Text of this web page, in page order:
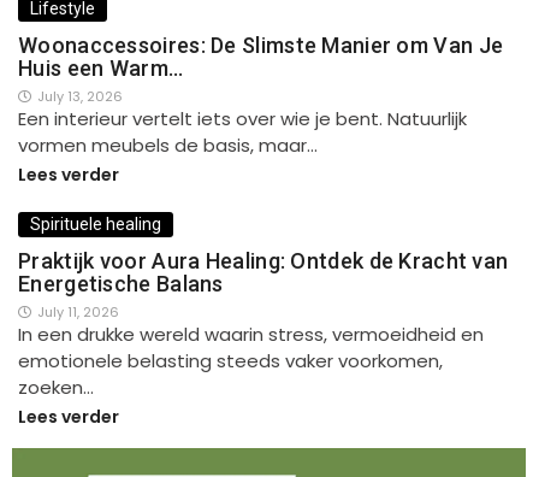
Lifestyle
Woonaccessoires: De Slimste Manier om Van Je
Huis een Warm…
July 13, 2026
Een interieur vertelt iets over wie je bent. Natuurlijk
vormen meubels de basis, maar…
Lees verder
Spirituele healing
Praktijk voor Aura Healing: Ontdek de Kracht van
Energetische Balans
July 11, 2026
In een drukke wereld waarin stress, vermoeidheid en
emotionele belasting steeds vaker voorkomen,
zoeken…
Lees verder